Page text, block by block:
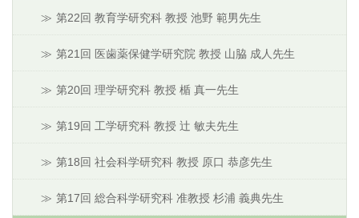
第22回 教育学研究科 教授 池野 範男先生
第21回 医歯薬保健学研究院 教授 山脇 成人先生
第20回 理学研究科 教授 楯 真一先生
第19回 工学研究科 教授 辻 敏夫先生
第18回 社会科学研究科 教授 原口 恭彦先生
第17回 総合科学研究科 准教授 杉浦 義典先生